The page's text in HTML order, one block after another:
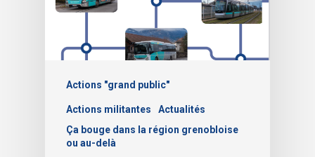
Actions "grand public"
Actions militantes
Actualités
Ça bouge dans la région grenobloise
ou au-delà